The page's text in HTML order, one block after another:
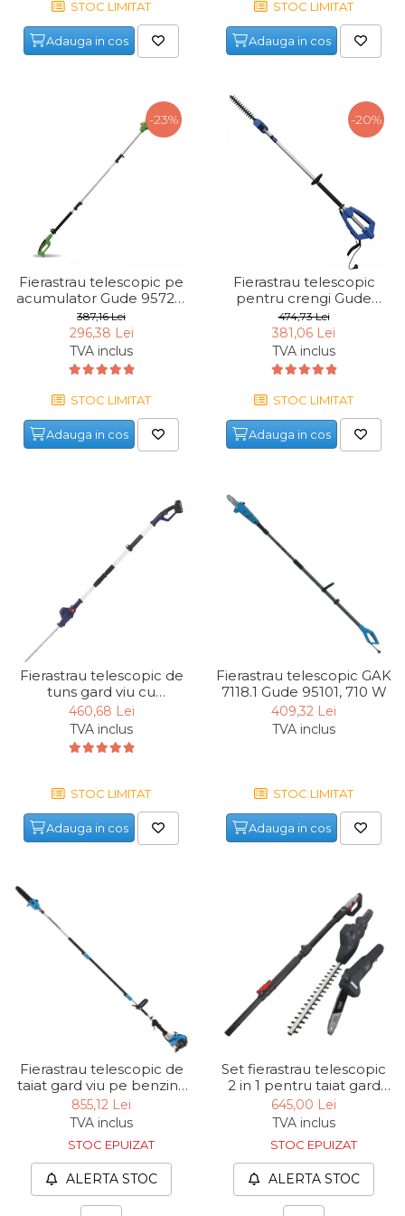
Maturi, Mopuri, Galeti &
Accesorii
Baterii & Acumulatori
Baterii AAA
Baterii AA
Corpuri de Iluminat
Lanterne
Proiectoare
Tester de Tensiune
Manometru
Antifurt Bicicleta
Densimetru
Accesorii Auto
Tester Baterie Auto
Presa Arc
Cheie Roti
Capre & Suporti Auto
Set / trusa chei tubulare
Chei Tubulare
Multimetru Digital
Bara Tractare Auto
Presa Hidraulica Tinichigerie
& Suruburi
Extractor Rulmenti
Cabluri
STOC LIMITAT
Adauga in cos
STOC LIMITAT
Adauga in cos
-23%
Fierastrau telescopic pe
acumulator Gude 95728,
36 V, 255 mm
387,16 Lei
296,38 Lei
TVA inclus
STOC LIMITAT
Adauga in cos
-20%
Fierastrau telescopic
pentru crengi Gude
95165, 800 W
474,73 Lei
381,06 Lei
TVA inclus
STOC LIMITAT
Adauga in cos
Fierastrau telescopic de
tuns gard viu cu
acumulator HST 18-151-
05 Gude 58592, 18 V, 2 Ah
460,68 Lei
TVA inclus
STOC LIMITAT
Adauga in cos
Fierastrau telescopic GAK
7118.1 Gude 95101, 710 W
409,32 Lei
TVA inclus
STOC LIMITAT
Adauga in cos
Fierastrau telescopic de
taiat gard viu pe benzina
GAK 1001 B Gude 94418,
1.2 Cp, 30 cm³
855,12 Lei
TVA inclus
STOC EPUIZAT
ALERTA STOC
Set fierastrau telescopic
2 in 1 pentru taiat gard
viu, crengi TPX710
Scheppach 5910507904,
rpm
645,00 Lei
TVA inclus
STOC EPUIZAT
ALERTA STOC